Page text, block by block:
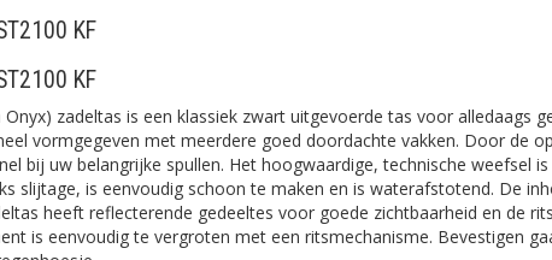
KF
KF
zadeltas is een klassiek zwart uitgevoerde tas voor alledaags
vormgegeven met meerdere goed doordachte vakken. Door de
bij uw belangrijke spullen. Het hoogwaardige, technische weefsel
slijtage, is eenvoudig schoon te maken en is waterafstotend. De
heeft reflecterende gedeeltes voor goede zichtbaarheid en de
is eenvoudig te vergroten met een ritsmechanisme. Bevestigen